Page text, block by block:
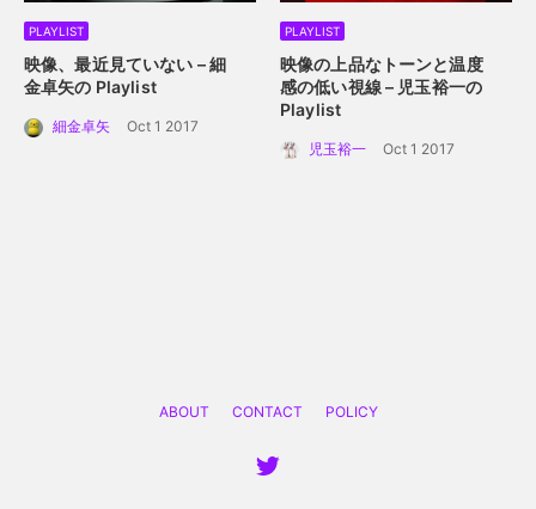
PLAYLIST
映像、最近見ていない – 細
金卓矢の Playlist
細金卓矢 Oct 1 2017
PLAYLIST
映像の上品なトーンと温度
感の低い視線 – 児玉裕一の
Playlist
児玉裕一 Oct 1 2017
ABOUT CONTACT POLICY